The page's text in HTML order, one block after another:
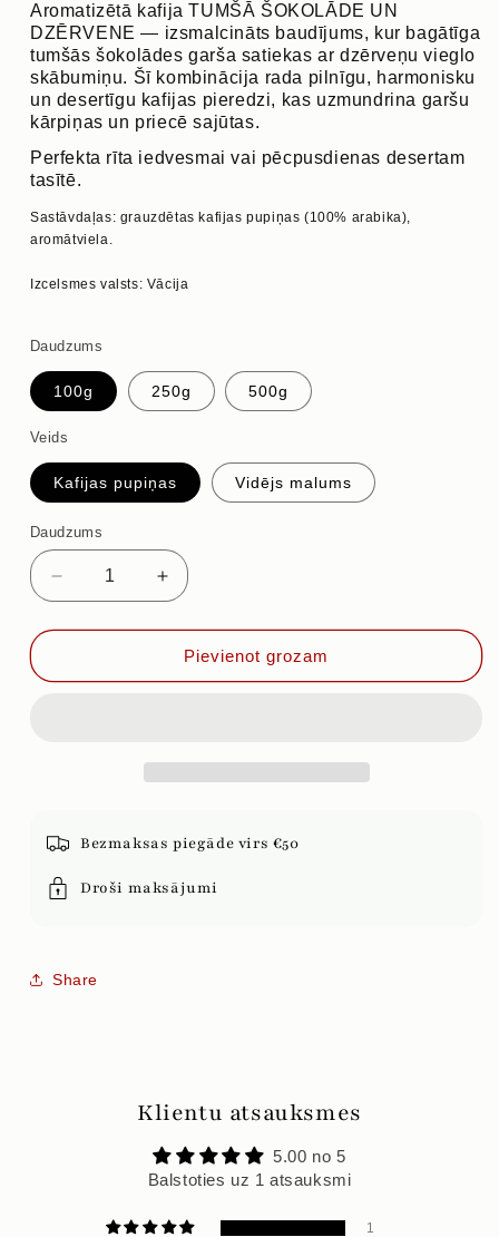
Aromatizētā kafija TUMŠĀ ŠOKOLĀDE UN
DZĒRVENE — izsmalcināts baudījums, kur bagātīga
tumšās šokolādes garša satiekas ar dzērveņu vieglo
skābumiņu. Šī kombinācija rada pilnīgu, harmonisku
un desertīgu kafijas pieredzi, kas uzmundrina garšu
kārpiņas un priecē sajūtas.
Perfekta rīta iedvesmai vai pēcpusdienas desertam
tasītē.
Sastāvdaļas: grauzdētas kafijas pupiņas (100% arabika),
aromātviela.
Izcelsmes valsts: Vācija
Daudzums
100g 250g 500g
Veids
Kafijas pupiņas Vidējs malums
Daudzums
Samazināt
daudzumu
priekš
ŠOKOLĀDE
Palielināt
daudzumu
priekš
TUMŠĀ
ŠOKOLĀDE
Pievienot grozam
Bezmaksas piegāde virs €50
Droši maksājumi
Share
Klientu atsauksmes
5.00 no 5
Balstoties uz 1 atsauksmi
1